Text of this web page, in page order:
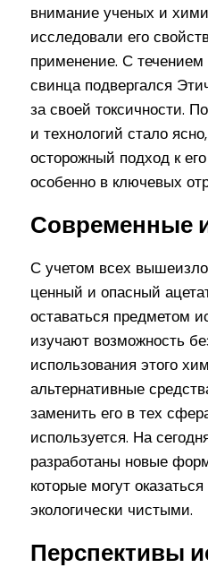
внимание ученых и
исследовали его
применение. С течением
свинца подвергался
за своей токсичности.
и технологий стало
осторожный подход к
особенно в ключевых
Современные
С учетом всех
ценный и опасный
оставаться предметом
изучают возможность
использования этого
альтернативные
заменить его в тех
используется. На
разработаны новые
которые могут
экологически чистыми.
Перспективы